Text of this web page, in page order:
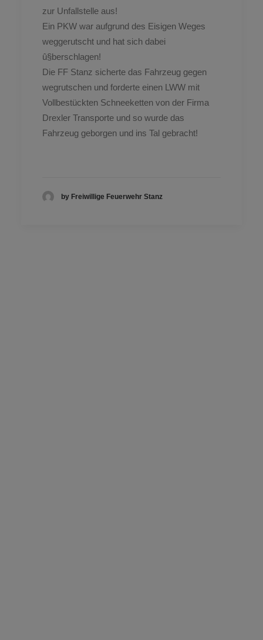
zur Unfallstelle aus!
Ein PKW war aufgrund des Eisigen Weges
weggerutscht und hat sich dabei
û§berschlagen!
Die FF Stanz sicherte das Fahrzeug gegen
wegrutschen und forderte einen LWW mit
Vollbestückten Schneeketten von der Firma
Drexler Transporte und so wurde das
Fahrzeug geborgen und ins Tal gebracht!
by Freiwillige Feuerwehr Stanz